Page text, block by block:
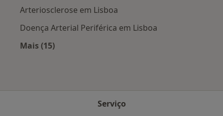
Arteriosclerose em Lisboa
Doença Arterial Periférica em Lisboa
Mais (15)
Serviço